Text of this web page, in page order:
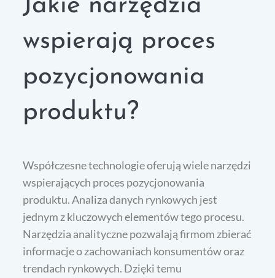
Jakie narzędzia
wspierają proces
pozycjonowania
produktu?
Współczesne technologie oferują wiele narzędzi
wspierających proces pozycjonowania
produktu. Analiza danych rynkowych jest
jednym z kluczowych elementów tego procesu.
Narzędzia analityczne pozwalają firmom zbierać
informacje o zachowaniach konsumentów oraz
trendach rynkowych. Dzięki temu